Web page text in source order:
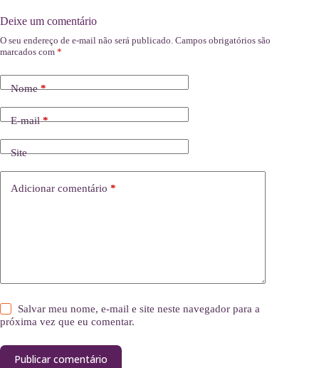
Deixe um comentário
O seu endereço de e-mail não será publicado. Campos obrigatórios são
marcados com *
Nome*
E-mail*
Site
Adicionar comentário *
Salvar meu nome, e-mail e site neste navegador para a
próxima vez que eu comentar.
Publicar comentário